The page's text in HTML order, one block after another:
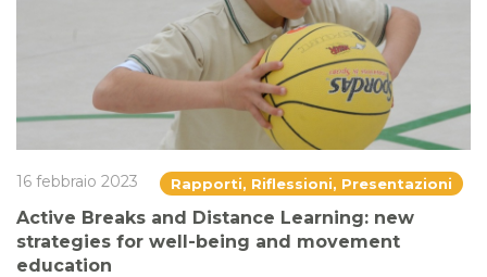
16 febbraio 2023 Rapporti, Riflessioni, Presentazioni
Active Breaks and Distance Learning: new
strategies for well-being and movement
education